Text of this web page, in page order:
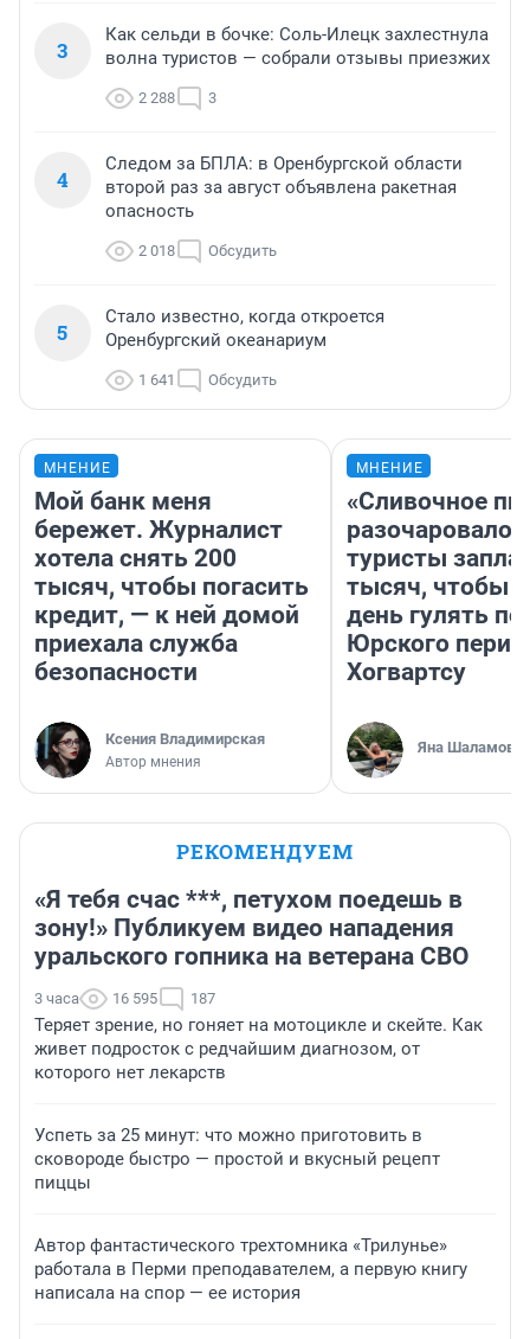
3
Как сельди в бочке: Соль-Илецк захлестнула
волна туристов — собрали отзывы приезжих
2 288 3
4
Следом за БПЛА: в Оренбургской области
второй раз за август объявлена ракетная
опасность
2 018 Обсудить
5
Стало известно, когда откроется
Оренбургский океанариум
1 641 Обсудить
МНЕНИЕ
Мой банк меня
бережет. Журналист
хотела снять 200
тысяч, чтобы погасить
кредит, — к ней домой
приехала служба
безопасности
Ксения Владимирская
Автор мнения
МНЕНИЕ
«Сливочное
разочаровало»:
туристы
тысяч, чтобы
день гулять по
Юрского
Хогвартсу
Яна Шаламова
РЕКОМЕНДУЕМ
«Я тебя счас ***, петухом поедешь в
зону!» Публикуем видео нападения
уральского гопника на ветерана СВО
3 часа 16 595 187
Теряет зрение, но гоняет на мотоцикле и скейте. Как
живет подросток с редчайшим диагнозом, от
которого нет лекарств
Успеть за 25 минут: что можно приготовить в
сковороде быстро — простой и вкусный рецепт
пиццы
Автор фантастического трехтомника «Трилунье»
работала в Перми преподавателем, а первую книгу
написала на спор — ее история